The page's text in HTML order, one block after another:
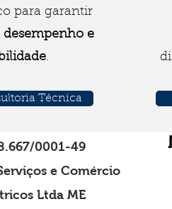
para garantir
e
.
Técnica
0001-49
e Comércio
Ltda ME